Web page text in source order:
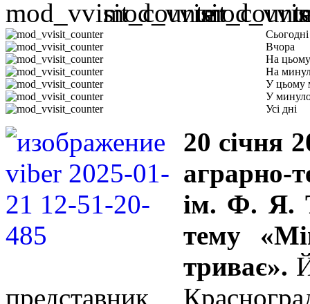
Сьогодні
Вчора
На
На
У цьому
У
Усі дні
20 січня
аграрно-
ім. Ф. Я.
тему
триває».
представник